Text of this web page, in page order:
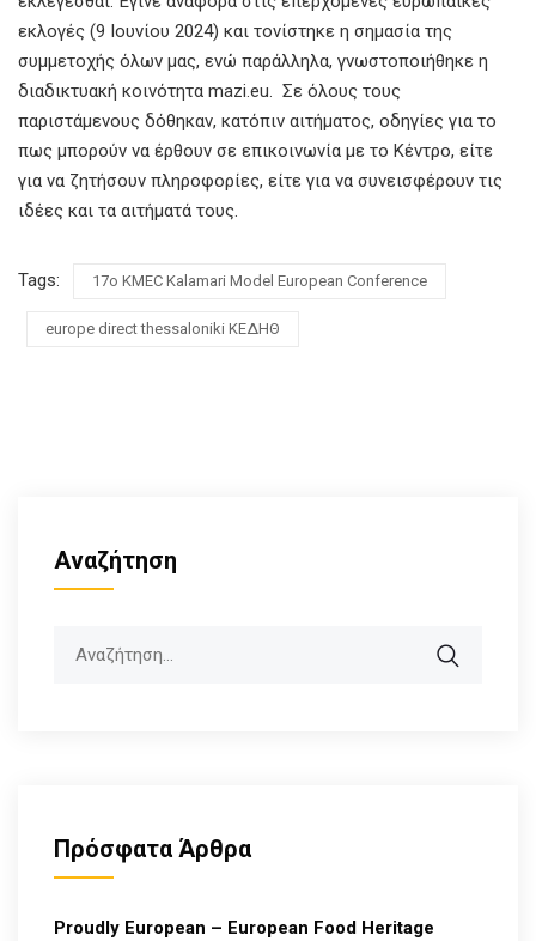
εκλογές (9 Ιουνίου 2024) και τονίστηκε η σημασία της
συμμετοχής όλων μας, ενώ παράλληλα, γνωστοποιήθηκε η
διαδικτυακή κοινότητα mazi.eu. Σε όλους τους
παριστάμενους δόθηκαν, κατόπιν αιτήματος, οδηγίες για το
πως μπορούν να έρθουν σε επικοινωνία με το Κέντρο, είτε
για να ζητήσουν πληροφορίες, είτε για να συνεισφέρουν τις
ιδέες και τα αιτήματά τους.
Tags: 17ο ΚMEC Kalamari Model European Conference
europe direct thessaloniki ΚΕΔΗΘ
Αναζήτηση
Πρόσφατα Άρθρα
Proudly European – European Food Heritage